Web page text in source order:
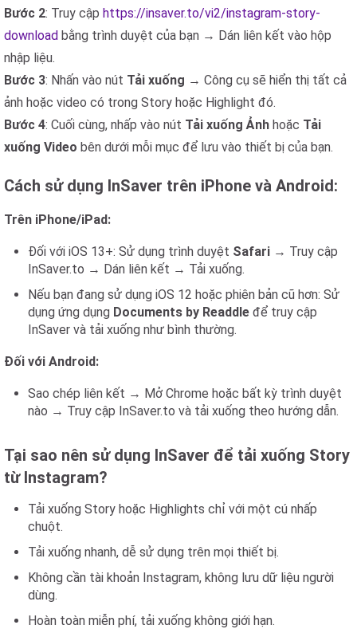
Bước 2: Truy cập https://insaver.to/vi2/instagram-story-
download bằng trình duyệt của bạn → Dán liên kết vào hộp
nhập liệu.
Bước 3: Nhấn vào nút Tải xuống → Công cụ sẽ hiển thị tất cả
ảnh hoặc video có trong Story hoặc Highlight đó.
Bước 4: Cuối cùng, nhấp vào nút Tải xuống Ảnh hoặc Tải
xuống Video bên dưới mỗi mục để lưu vào thiết bị của bạn.
Cách sử dụng InSaver trên iPhone và Android:
Trên iPhone/iPad:
Đối với iOS 13+: Sử dụng trình duyệt Safari → Truy cập
InSaver.to → Dán liên kết → Tải xuống.
Nếu bạn đang sử dụng iOS 12 hoặc phiên bản cũ hơn: Sử
dụng ứng dụng Documents by Readdle để truy cập
InSaver và tải xuống như bình thường.
Đối với Android:
Sao chép liên kết → Mở Chrome hoặc bất kỳ trình duyệt
nào → Truy cập InSaver.to và tải xuống theo hướng dẫn.
Tại sao nên sử dụng InSaver để tải xuống Story
từ Instagram?
Tải xuống Story hoặc Highlights chỉ với một cú nhấp
chuột.
Tải xuống nhanh, dễ sử dụng trên mọi thiết bị.
Không cần tài khoản Instagram, không lưu dữ liệu người
dùng.
Hoàn toàn miễn phí, tải xuống không giới hạn.